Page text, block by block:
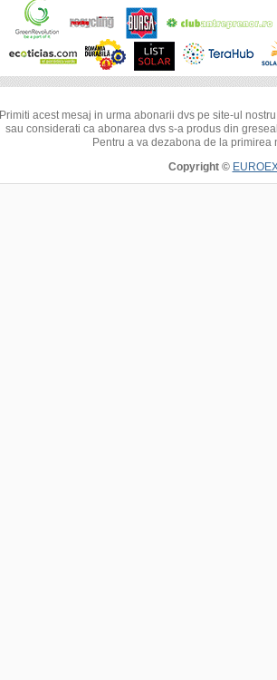
Primiti acest mesaj in urma abonarii dvs pe site-ul
sau considerati ca abonarea dvs s-a produs din
Pentru a va dezabona de la
Copyright ©